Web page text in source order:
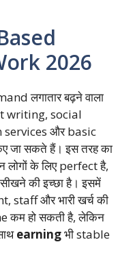
2026
लगातार बढ़ने वाला
writing, social
और basic
जा सकते हैं। इस तरह का
लोगों के लिए perfect है,
की इच्छा है। इसमें
staff और भारी खर्च की
कम हो सकती है, लेकिन
earningभी stable